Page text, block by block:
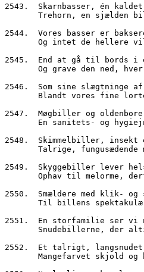
2543.  Skarnbasser, én
Trehorn, en sjælden
2544.  Vores basser er
Og intet de hellere
2545.  End at gå til bords i
Og grave den ned,
2546.  Som sine slægtninge
Blandt vores fine
2547.  Møgbiller og
En sanitets- og
2548.  Skimmelbiller, insekt
Talrige,
2549.  Skyggebiller lever
Ophav til melorme,
2550.  Smældere med klik- og
Til billens
2551.  En storfamilie ser vi
Snudebillerne, der
2552.  Et talrigt, langsnudet
Mangefarvet skjold